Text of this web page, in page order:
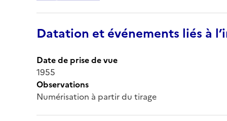
Datation et événements liés à
Date de prise de vue
1955
Observations
Numérisation à partir du tirage